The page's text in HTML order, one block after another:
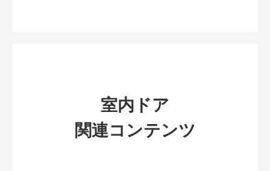
室内ドア
関連コンテンツ